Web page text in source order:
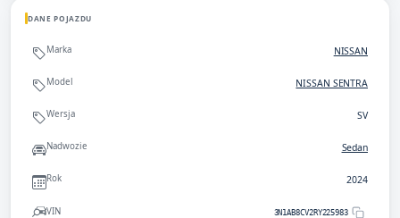
DANE POJAZDU
Marka NISSAN
Model NISSAN SENTRA
Wersja SV
Nadwozie Sedan
Rok 2024
VIN 3N1AB8CV2RY225983